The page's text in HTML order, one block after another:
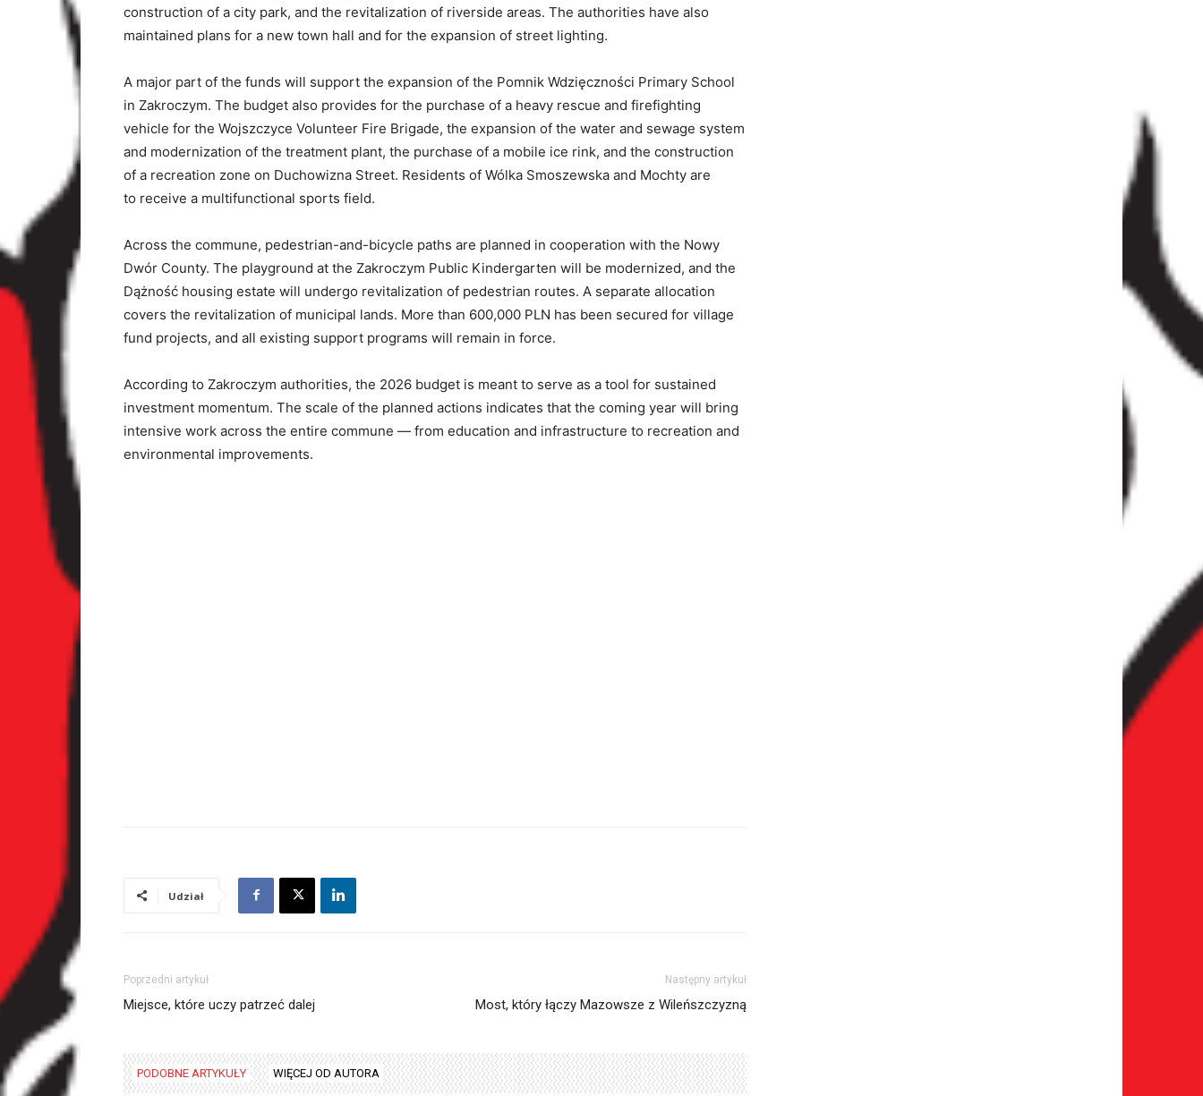
construction of a city park, and the revitalization of riverside areas. The authorities have also
maintained plans for a new town hall and for the expansion of street lighting.
A major part of the funds will support the expansion of the Pomnik Wdzięczności Primary School
in Zakroczym. The budget also provides for the purchase of a heavy rescue and firefighting
vehicle for the Wojszczyce Volunteer Fire Brigade, the expansion of the water and sewage system
and modernization of the treatment plant, the purchase of a mobile ice rink, and the construction
of a recreation zone on Duchowizna Street. Residents of Wólka Smoszewska and Mochty are
to receive a multifunctional sports field.
Across the commune, pedestrian-and-bicycle paths are planned in cooperation with the Nowy
Dwór County. The playground at the Zakroczym Public Kindergarten will be modernized, and the
Dążność housing estate will undergo revitalization of pedestrian routes. A separate allocation
covers the revitalization of municipal lands. More than 600,000 PLN has been secured for village
fund projects, and all existing support programs will remain in force.
According to Zakroczym authorities, the 2026 budget is meant to serve as a tool for sustained
investment momentum. The scale of the planned actions indicates that the coming year will bring
intensive work across the entire commune — from education and infrastructure to recreation and
environmental improvements.
Udział
Poprzedni artykuł
Miejsce, które uczy patrzeć dalej
Następny artykuł
Most, który łączy Mazowsze z Wileńszczyzną
PODOBNE ARTYKUŁY WIĘCEJ OD AUTORA